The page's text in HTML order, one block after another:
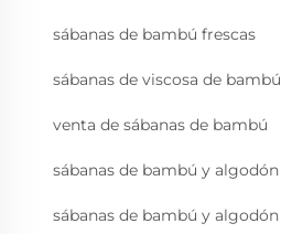
sábanas de bambú frescas
sábanas de viscosa de bambú
venta de sábanas de bambú
sábanas de bambú y algodón
sábanas de bambú y algodón